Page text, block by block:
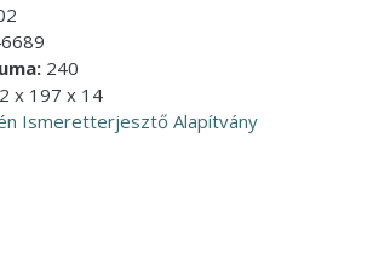
240
x 197 x 14
Ismeretterjesztő Alapítvány